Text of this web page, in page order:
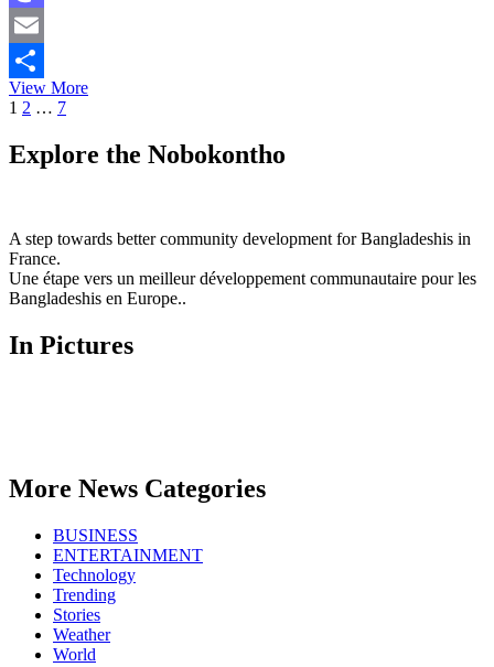
Mastodon
Email
Share
View Moreঅস্ট্রেলিয়ার
দিতে
পারবে
Posts
pagination
Page
1 Page
2 … Page
7Next
Explore the Nobokontho
A step towards better community development for Bangladeshis in
France.
Une étape vers un meilleur développement communautaire pour les
Bangladeshis en Europe..
In Pictures
More News Categories
BUSINESS
ENTERTAINMENT
Technology
Trending
Stories
Weather
World